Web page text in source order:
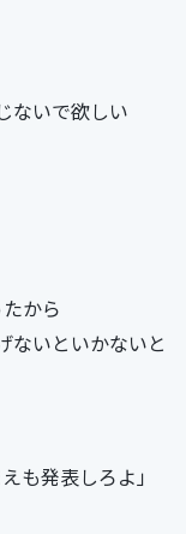
ないで欲しい
から
ないといかないと
も発表しろよ」